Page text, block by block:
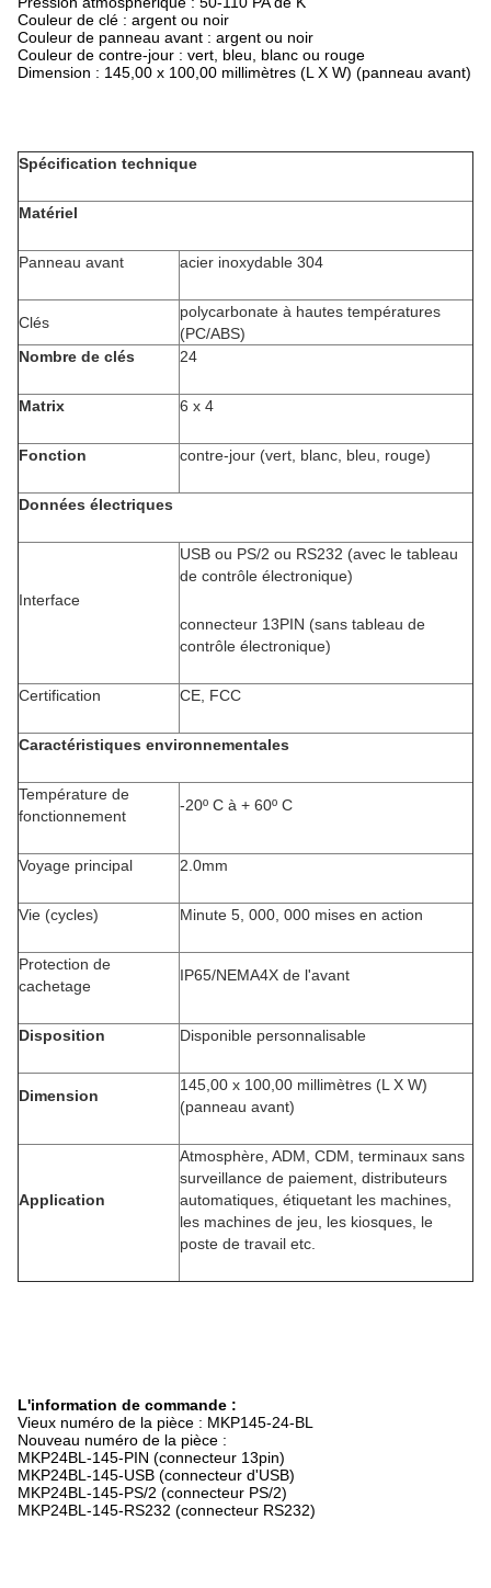
Couleur de clé : argent ou noir
Couleur de panneau avant : argent ou noir
Couleur de contre-jour : vert, bleu, blanc ou rouge
Dimension : 145,00 x 100,00 millimètres (L X W) (panneau avant)
Spécification technique
Matériel
Panneau avant acier inoxydable 304
Clés
polycarbonate à hautes températures
(PC/ABS)
Nombre de clés
24
Matrix 6 x 4
Fonction contre-jour (vert, blanc, bleu, rouge)
Données électriques
Interface
USB ou PS/2 ou RS232 (avec le tableau
de contrôle électronique)
connecteur 13PIN (sans tableau de
contrôle électronique)
Certification CE, FCC
Caractéristiques environnementales
Température de
fonctionnement
-20º C à + 60º C
Voyage principal 2.0mm
Vie (cycles) Minute 5, 000, 000 mises en action
Protection de
cachetage
IP65/NEMA4X de l'avant
Disposition Disponible personnalisable
Dimension
145,00 x 100,00 millimètres (L X W)
(panneau avant)
Application
Atmosphère, ADM, CDM, terminaux sans
surveillance de paiement, distributeurs
automatiques, étiquetant les machines,
les machines de jeu, les kiosques, le
poste de travail etc.
L'information de commande :
Vieux numéro de la pièce : MKP145-24-BL
Nouveau numéro de la pièce :
MKP24BL-145-PIN (connecteur 13pin)
MKP24BL-145-USB (connecteur d'USB)
MKP24BL-145-PS/2 (connecteur PS/2)
MKP24BL-145-RS232 (connecteur RS232)